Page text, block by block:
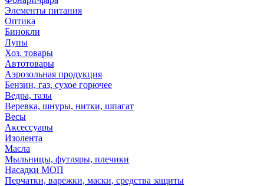
Элементы питания
Оптика
Бинокли
Лупы
Хоз. товары
Автотовары
Аэрозольная продукция
Бензин, газ, сухое горючее
Ведра, тазы
Веревка, шнуры, нитки, шпагат
Весы
Аксессуары
Изолента
Масла
Мыльницы, футляры, плечики
Насадки МОП
Перчатки, варежки, маски, средства защиты